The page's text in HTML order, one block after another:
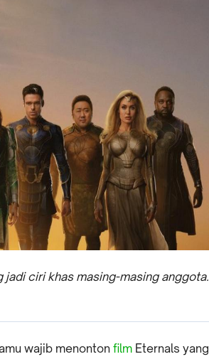
ciri khas masing-masing anggota.
wajib menontonfilm Eternals yang